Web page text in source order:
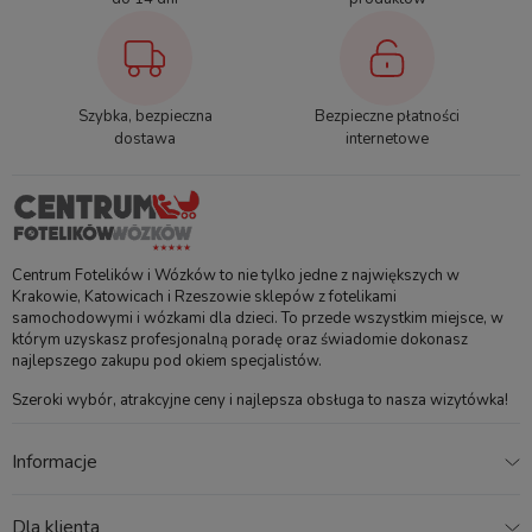
Maks. obciążenie: 150 kg
Gwarancja: rozszerzona 7 lat
Materiały:
Oparcie, siedzisko, podnóżek, krzyżak: polipropylen
Siedzisko i oparcie, zawierają elementy metalowe
Bezpieczeństwo
Certyfikaty i ostrzeżenie bezpieczeństwa
Produkt wprowadzony do obrotu na terenie Unii Europejskiej przed
Szybka, bezpieczna
dostawa
Bezpieczne płatności
internetowe
Centrum Fotelików i Wózków to nie tylko jedne z największych w
Krakowie, Katowicach i Rzeszowie sklepów z fotelikami
samochodowymi i wózkami dla dzieci. To przede wszystkim miejsce, w
którym uzyskasz profesjonalną poradę oraz świadomie dokonasz
najlepszego zakupu pod okiem specjalistów.
Szeroki wybór, atrakcyjne ceny i najlepsza obsługa to nasza wizytówka!
Informacje